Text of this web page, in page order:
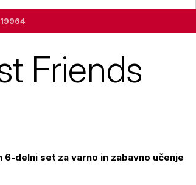
Friends
delni set za varno in zabavno učenje